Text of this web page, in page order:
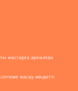
жастарға арналған
жасау міндетті